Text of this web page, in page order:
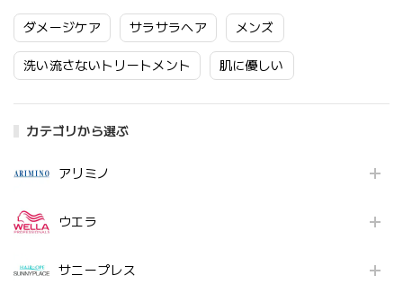
ダメージケア サラサラヘア メンズ
洗い流さないトリートメント 肌に優しい
カテゴリから選ぶ
アリミノ
ウエラ
サニープレス